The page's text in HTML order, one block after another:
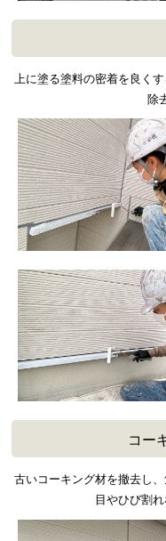
上に塗る塗料の密着を良く
除
コー
古いコーキング材を撤去し
目やひび割